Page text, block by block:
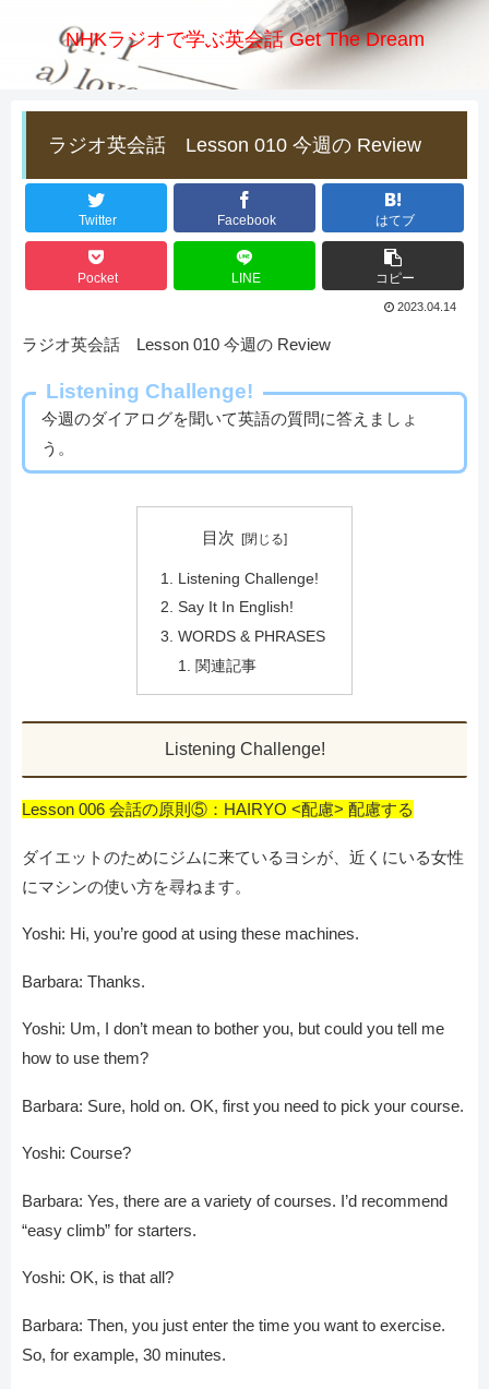
NHKラジオで学ぶ英会話 Get The Dream
ラジオ英会話 Lesson 010 今週の Review
Twitter Facebook はてブ
Pocket LINE コピー
2023.04.14
ラジオ英会話 Lesson 010 今週の Review
Listening Challenge!
今週のダイアログを聞いて英語の質問に答えましょ
う。
目次
Listening Challenge!
Say It In English!
WORDS & PHRASES
関連記事
Listening Challenge!
Lesson 006 会話の原則⑤：HAIRYO <配慮> 配慮する
ダイエットのためにジムに来ているヨシが、近くにいる女性
にマシンの使い方を尋ねます。
Yoshi: Hi, you’re good at using these machines.
Barbara: Thanks.
Yoshi: Um, I don’t mean to bother you, but could you tell me
how to use them?
Barbara: Sure, hold on. OK, first you need to pick your course.
Yoshi: Course?
Barbara: Yes, there are a variety of courses. I’d recommend
“easy climb” for starters.
Yoshi: OK, is that all?
Barbara: Then, you just enter the time you want to exercise.
So, for example, 30 minutes.